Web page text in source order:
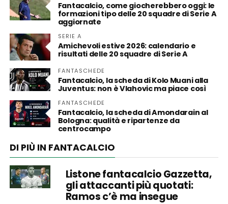
Fantacalcio, come giocherebbero oggi: le
formazioni tipo delle 20 squadre di Serie A
aggiornate
SERIE A
Amichevoli estive 2026: calendario e
risultati delle 20 squadre di Serie A
FANTASCHEDE
Fantacalcio, la scheda di Kolo Muani alla
Juventus: non è Vlahovic ma piace così
FANTASCHEDE
Fantacalcio, la scheda di Amondarain al
Bologna: qualità e ripartenze da
centrocampo
DI PIÙ IN FANTACALCIO
Listone fantacalcio Gazzetta,
gli attaccanti più quotati:
Ramos c’è ma insegue